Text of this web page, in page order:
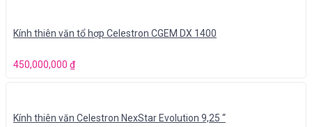
Kính thiên văn tổ hợp Celestron CGEM DX 1400
450,000,000 ₫
Kính thiên văn Celestron NexStar Evolution 9,25 “